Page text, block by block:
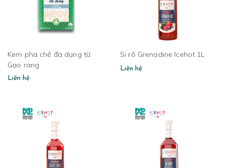
Kem pha chế đa dụng từ
Gạo rang
Liên hệ
Si rô Grenadine Icehot 1L
Liên hệ